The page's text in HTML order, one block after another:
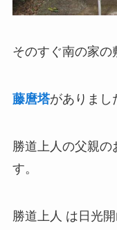
そのすぐ南の家の
藤麿塔がありまし
勝道上人の父親の
す。
勝道上人 は日光